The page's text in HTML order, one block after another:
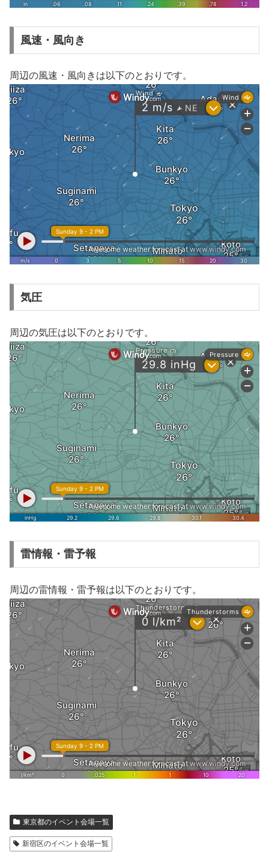
風速・風向き
周辺の風速・風向きは以下のとおりです。
気圧
周辺の気圧は以下のとおりです。
雷情報・雷予報
周辺の雷情報・雷予報は以下のとおりです。
東京都のイベント会場一覧
新宿区のイベント会場一覧